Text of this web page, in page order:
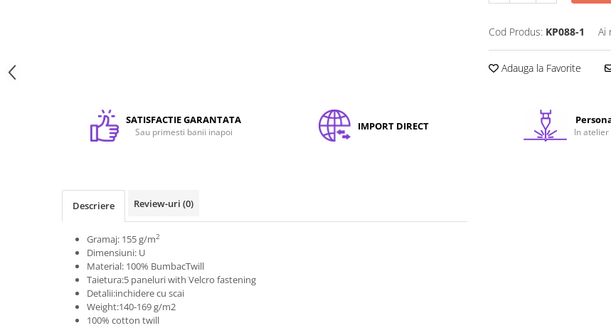
Tricouri Polo
Haine de lucru personalizate
Lanyarduri si Ecusoane
Sacose, Rucsaci, Umbrele
Sacose bumbac
Sacose hartie
Sacose material reciclat
Sacose poliester
Cod Produs: KP088-1 Ai
Adauga la Favorite
SATISFACTIE GARANTATA
Sau primesti banii inapoi IMPORT DIRECT In
Descriere Review-uri (0)
Gramaj: 155 g/m2
Dimensiuni: U
Material: 100% BumbacTwill
Taietura:5 paneluri with Velcro fastening
Detalii:inchidere cu scai
Weight:140-169 g/m2
100% cotton twill